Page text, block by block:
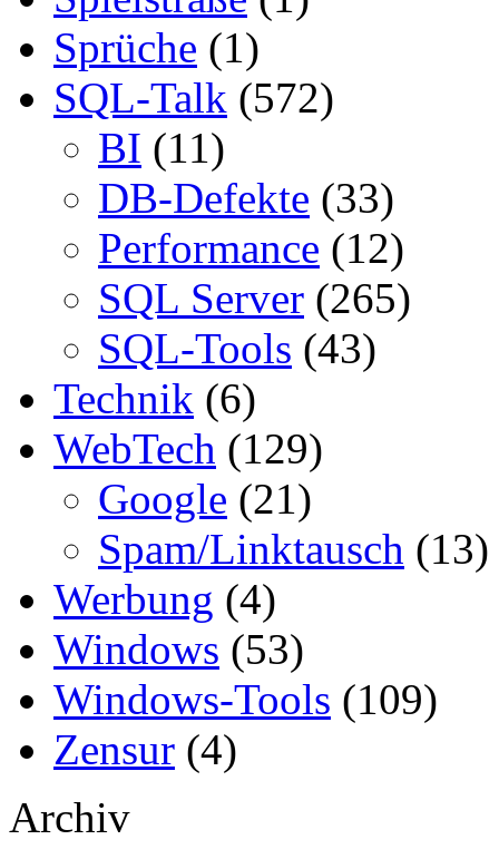
Sprüche (1)
SQL-Talk (572)
BI (11)
DB-Defekte (33)
Performance (12)
SQL Server (265)
SQL-Tools (43)
Technik (6)
WebTech (129)
Google (21)
Spam/Linktausch (13)
Werbung (4)
Windows (53)
Windows-Tools (109)
Zensur (4)
Archiv